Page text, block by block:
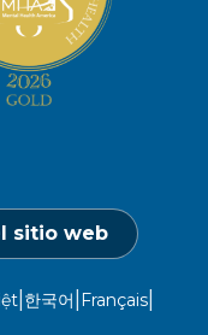
de 7.00 a
semana
sitio web
|한국어|Français|